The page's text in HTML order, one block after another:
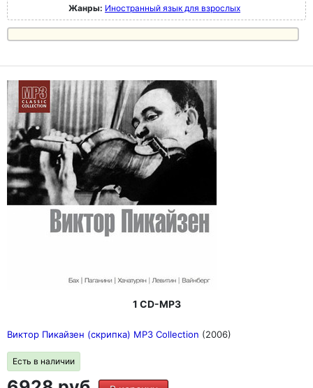
Жанры: Иностранный язык для взрослых
1 CD-MP3
Виктор Пикайзен (скрипка) MP3 Collection (2006)
Есть в наличии